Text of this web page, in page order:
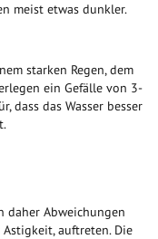
meist etwas dunkler.
starken Regen, dem
ein Gefälle von 3-
dass das Wasser besser
daher Abweichungen
auftreten. Die